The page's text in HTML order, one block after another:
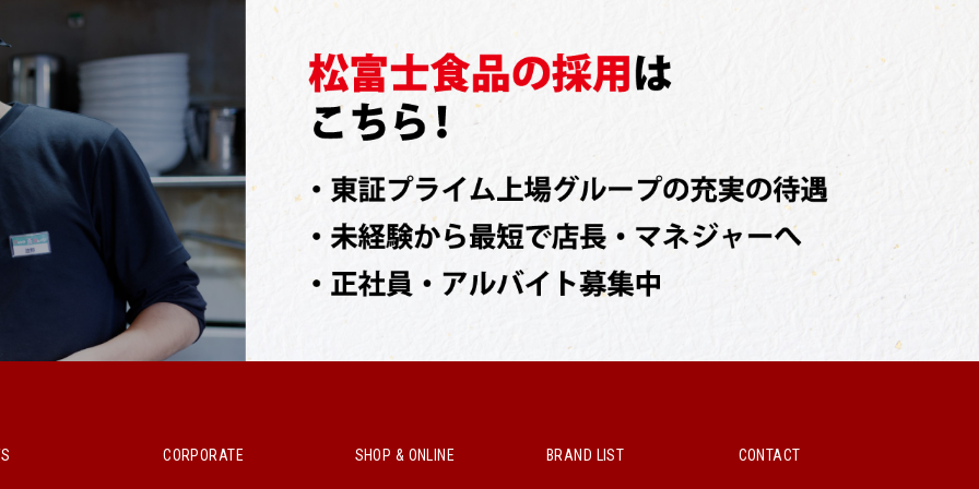
CORPORATE SHOP & ONLINE BRAND LIST CONTACT